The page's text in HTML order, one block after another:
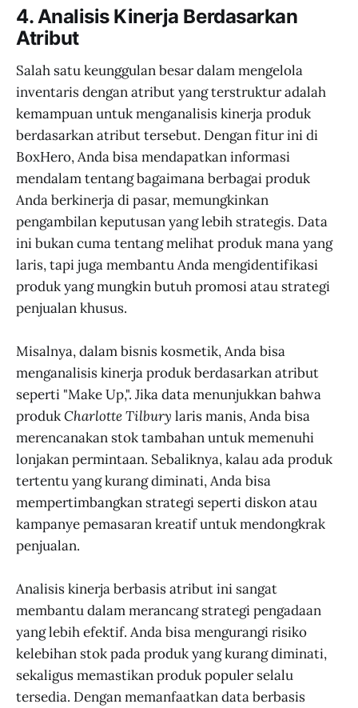
4. Analisis Kinerja Berdasarkan
Atribut
Salah satu keunggulan besar dalam mengelola
inventaris dengan atribut yang terstruktur adalah
kemampuan untuk menganalisis kinerja produk
berdasarkan atribut tersebut. Dengan fitur ini di
BoxHero, Anda bisa mendapatkan informasi
mendalam tentang bagaimana berbagai produk
Anda berkinerja di pasar, memungkinkan
pengambilan keputusan yang lebih strategis. Data
ini bukan cuma tentang melihat produk mana yang
laris, tapi juga membantu Anda mengidentifikasi
produk yang mungkin butuh promosi atau strategi
penjualan khusus.
Misalnya, dalam bisnis kosmetik, Anda bisa
menganalisis kinerja produk berdasarkan atribut
seperti "Make Up,". Jika data menunjukkan bahwa
produkCharlotte Tilbury laris manis, Anda bisa
merencanakan stok tambahan untuk memenuhi
lonjakan permintaan. Sebaliknya, kalau ada produk
tertentu yang kurang diminati, Anda bisa
mempertimbangkan strategi seperti diskon atau
kampanye pemasaran kreatif untuk mendongkrak
penjualan.
Analisis kinerja berbasis atribut ini sangat
membantu dalam merancang strategi pengadaan
yang lebih efektif. Anda bisa mengurangi risiko
kelebihan stok pada produk yang kurang diminati,
sekaligus memastikan produk populer selalu
tersedia. Dengan memanfaatkan data berbasis